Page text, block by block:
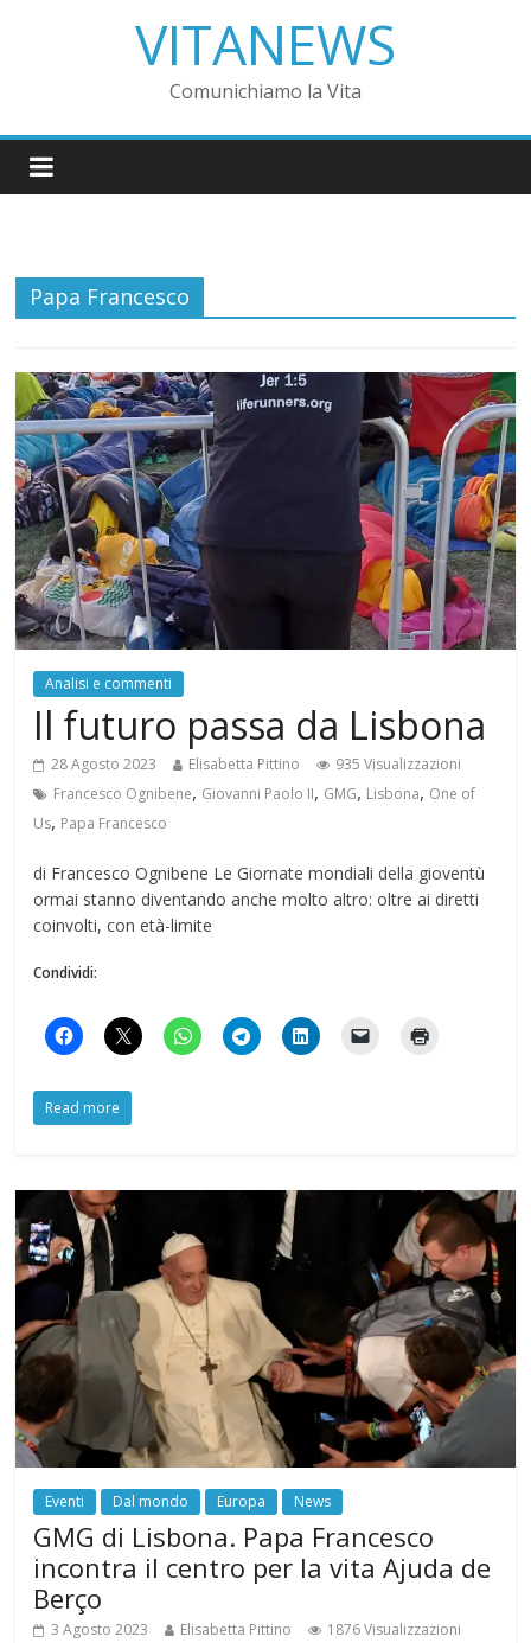
VITANEWS
Comunichiamo la Vita
Papa Francesco
Analisi e commenti
Il futuro passa da Lisbona
28 Agosto 2023 Elisabetta Pittino
935 Visualizzazioni
Francesco Ognibene, Giovanni Paolo II, GMG, Lisbona, One of
Us, Papa Francesco
di Francesco Ognibene Le Giornate mondiali della gioventù
ormai stanno diventando anche molto altro: oltre ai diretti
coinvolti, con età-limite
Condividi:
Read more
Eventi Dal mondo Europa News
GMG di Lisbona. Papa Francesco
incontra il centro per la vita Ajuda de
Berço
3 Agosto 2023 Elisabetta Pittino
1876 Visualizzazioni